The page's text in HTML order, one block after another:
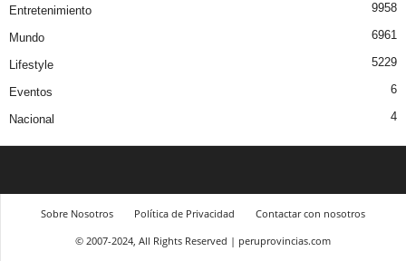
Entretenimiento 9958
Mundo 6961
Lifestyle 5229
Eventos 6
Nacional 4
Sobre Nosotros Política de Privacidad
Contactar con nosotros
© 2007-2024, All Rights Reserved | peruprovincias.com